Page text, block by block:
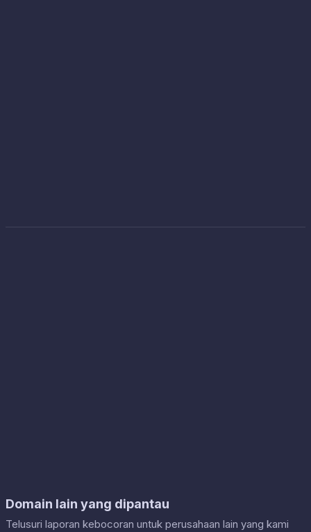
Domain lain yang dipantau
Telusuri laporan kebocoran untuk perusahaan lain yang kami